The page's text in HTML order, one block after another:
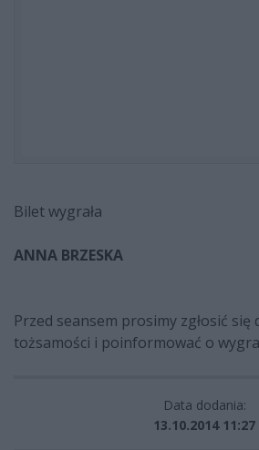
Bilet wygrała
ANNA BRZESKA
Przed seansem prosimy zgłosić
tożsamości i poinformować o
Data dodania:
13.10.2014 11:27